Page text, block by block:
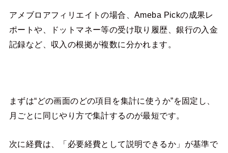
アメブロアフィリエイトの場合、Ameba Pickの成果レ
ポートや、ドットマネー等の受け取り履歴、銀行の入金
記録など、収入の根拠が複数に分かれます。
まずは“どの画面のどの項目を集計に使うか”を固定し、
月ごとに同じやり方で集計するのが最短です。
次に経費は、「必要経費として説明できるか」が基準で